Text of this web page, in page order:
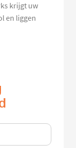
krijgt uw
en liggen